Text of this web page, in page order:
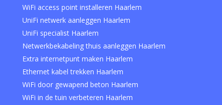
WiFi access point installeren Haarlem
UniFi netwerk aanleggen Haarlem
UniFi specialist Haarlem
Netwerkbekabeling thuis aanleggen Haarlem
Extra internetpunt maken Haarlem
Ethernet kabel trekken Haarlem
WiFi door gewapend beton Haarlem
WiFi in de tuin verbeteren Haarlem